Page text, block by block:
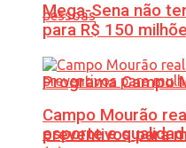
Programa Campo
esporte e
Mega-Sena não
para R$ 150
Campo Mourão
preventivos para